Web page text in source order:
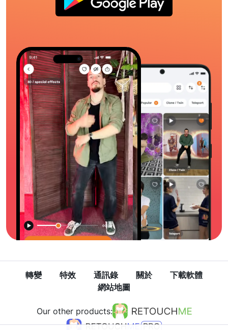
轉變 特效 通訊錄 關於
下載軟體
網站地圖
Our other products: